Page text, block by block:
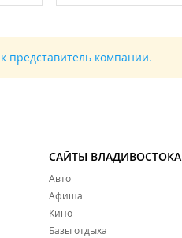
представитель компании.
САЙТЫ ВЛАДИВОСТОКА
Авто
Афиша
Кино
Базы отдыха